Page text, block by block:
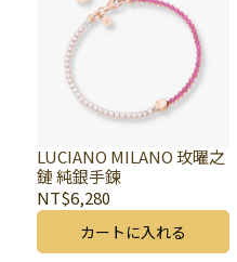
LUCIANO MILANO 玫曜之
鏈 純銀手鍊
NT$6,280
カートに入れる